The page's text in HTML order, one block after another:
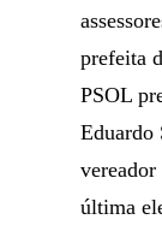
prefeita
PSOL
Eduardo
última